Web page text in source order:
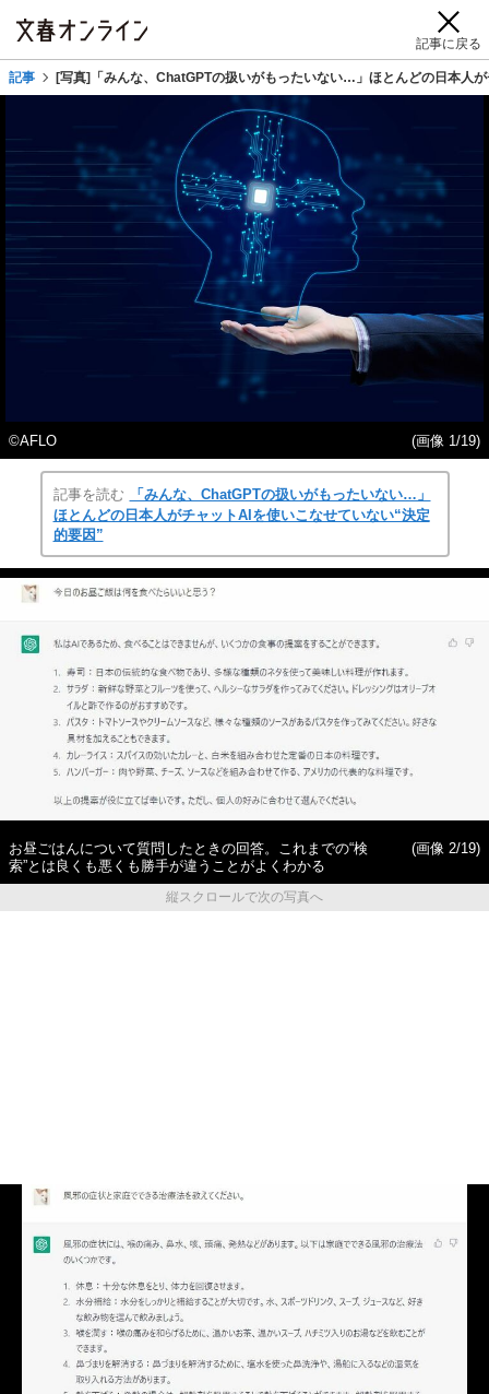
記事に戻る
記事 [写真]「みんな、ChatGPTの扱いがもったいない…」ほとんどの日本人
©️AFLO (画像 1/19)
記事を読む
「みんな、ChatGPTの扱いがもったいない…」
ほとんどの日本人がチャットAIを使いこなせていない“決定
的要因”
お昼ごはんについて質問したときの回答。これまでの“検
索”とは良くも悪くも勝手が違うことがよくわかる
(画像 2/19)
縦スクロールで次の写真へ